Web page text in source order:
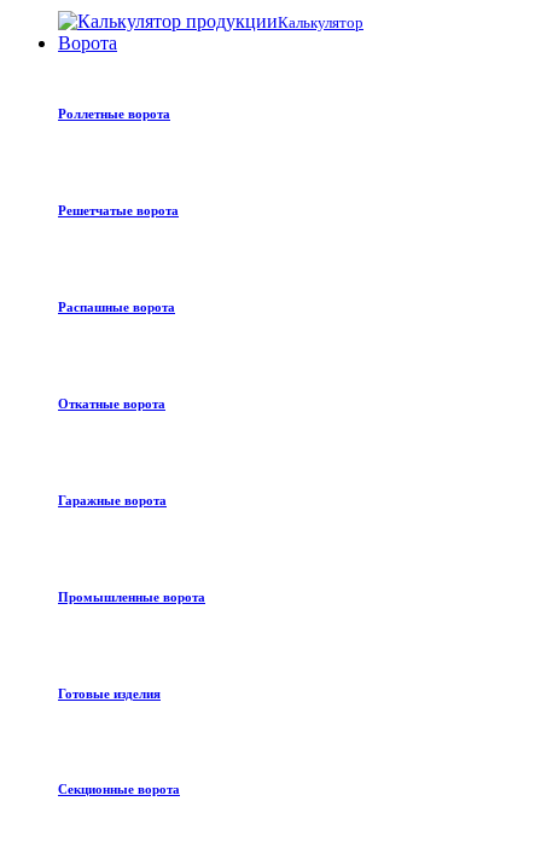
Калькулятор
Ворота
Роллетные ворота
Решетчатые ворота
Распашные ворота
Откатные ворота
Гаражные ворота
Промышленные ворота
Готовые изделия
Секционные ворота